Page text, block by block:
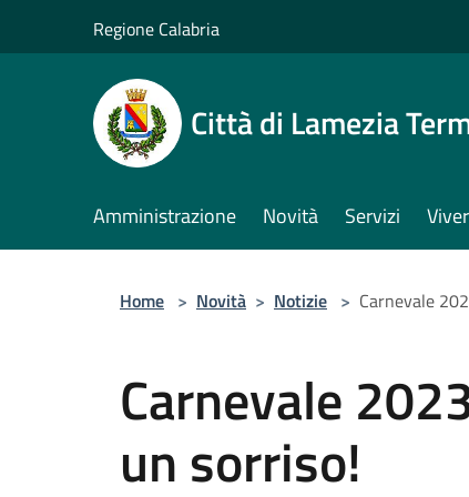
Regione Calabria
Città di Lamezia
Amministrazione Novità Servizi
Home > Novità > Notizie > Carnevale
Carnevale
un sorriso!